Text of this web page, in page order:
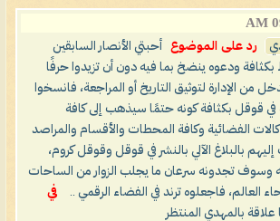
رد على الموضوع
أحبتي الأنصار السابقين
بكثافة ودعوه ينضخ بما فيه دون أن تزيدوا حرفًا
من الإدارة لتوثيق التاريخ أو المراجعة، فانسخوا
في قوقل بكثافة كونه حتمًا سيذهب إلى كافة
الفضائية وكافة المحطات والأقسام والمراصد
بالبلاغ الآلي بالنشر في قوقل وقوقل كروم،
وسوف تجدونه سرعان ما يجلب الزوار من الساحات
العالم، فاجعلوه ترند في الفضاء الرقمي ..
في
بالمهدي المنتظر